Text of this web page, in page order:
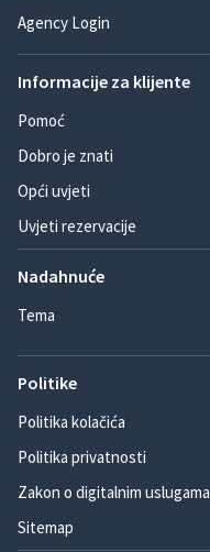
Agency Login
Informacije za klijente
Pomoć
Dobro je znati
Opći uvjeti
Uvjeti rezervacije
Nadahnuće
Tema
Politike
Politika kolačića
Politika privatnosti
Zakon o digitalnim uslugama
Sitemap